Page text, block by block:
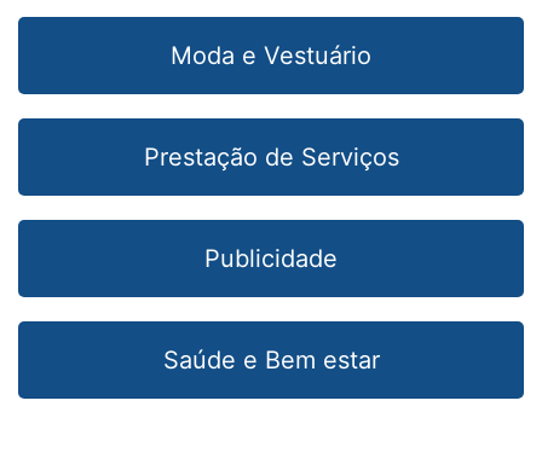
Moda e Vestuário
Prestação de Serviços
Publicidade
Saúde e Bem estar